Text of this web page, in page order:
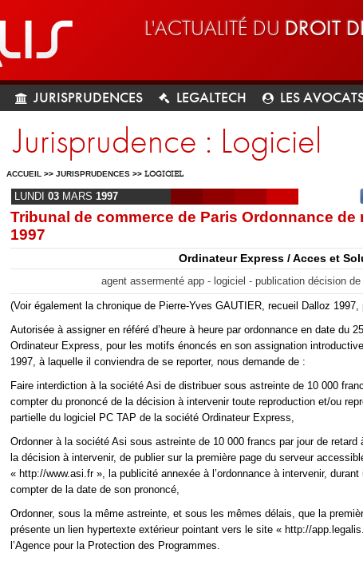
L'ACTUALITÉ DU DROIT
JURISPRUDENCES LEGALTECH LES
Jurisprudence : Logiciel
ACCUEIL >> JURISPRUDENCES >> LOGICIEL
LUNDI 03 MARS 1997
Tribunal de commerce de Paris Ordonnance de
1997
Ordinateur Express / Acces et
agent assermenté app - logiciel - publication décision
(Voir également la chronique de Pierre-Yves GAUTIER, recueil Dalloz 1997,
Autorisée à assigner en référé d’heure à heure par ordonnance en date du
Ordinateur Express, pour les motifs énoncés en son assignation
1997, à laquelle il conviendra de se reporter, nous demande de :
Faire interdiction à la société Asi de distribuer sous astreinte de 10 000
compter du prononcé de la décision à intervenir toute reproduction et/ou
partielle du logiciel PC TAP de la société Ordinateur Express,
Ordonner à la société Asi sous astreinte de 10 000 francs par jour de retard
la décision à intervenir, de publier sur la première page du serveur
« http://www.asi.fr », la publicité annexée à l’ordonnance à intervenir,
compter de la date de son prononcé,
Ordonner, sous la même astreinte, et sous les mêmes délais, que la
présente un lien hypertexte extérieur pointant vers le site « http://
l’Agence pour la Protection des Programmes.